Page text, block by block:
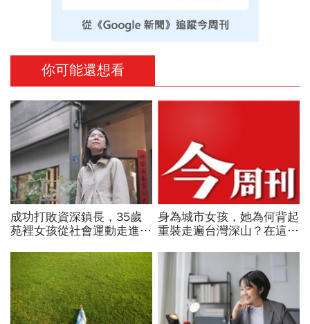
你可能還想看
成功打敗資深鎮長，35歲
苑裡女孩從社會運動走進鎮
「拜託」
身為城市女孩，她為何背起
重裝走遍台灣深山？在這座